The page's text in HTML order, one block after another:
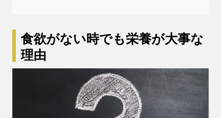
食欲がない時でも栄養が大事な
理由